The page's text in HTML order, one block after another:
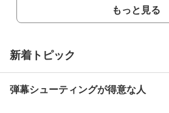
もっと見る
新着トピック
弾幕シューティングが得意な人